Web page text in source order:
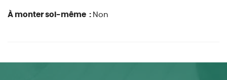
À monter soi-même : Non